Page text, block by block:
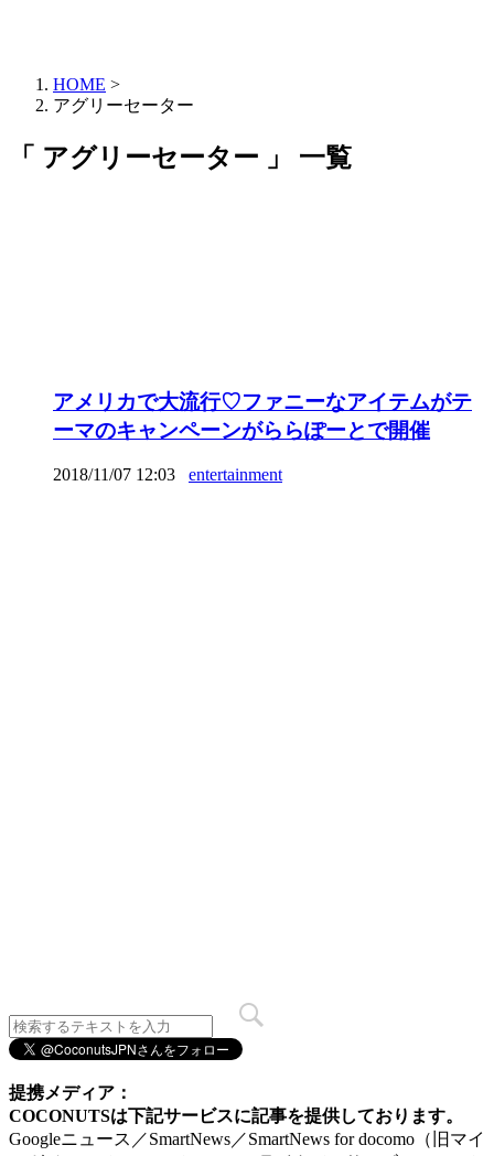
HOME >
アグリーセーター
「 アグリーセーター 」 一覧
アメリカで大流行♡ファニーなアイテムがテ
ーマのキャンペーンがららぽーとで開催
2018/11/07 12:03 entertainment
提携メディア：
COCONUTSは下記サービスに記事を提供しております。
Googleニュース／SmartNews／SmartNews for docomo（旧マイ